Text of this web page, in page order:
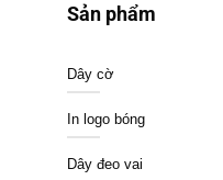
Sản phẩm
Dây cờ
In logo bóng
Dây đeo vai